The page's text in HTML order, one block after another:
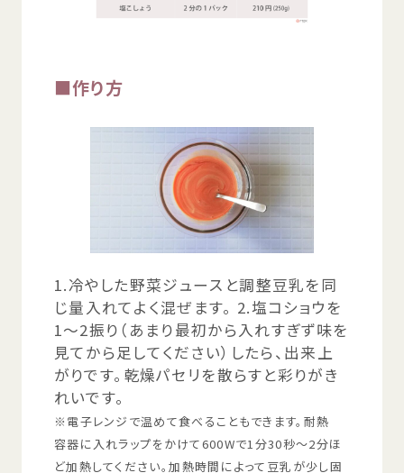
■作り方
1.冷やした野菜ジュースと調整豆乳を同
じ量 入れてよく混 ぜます。 2.塩コショウを
1～2振り（あまり最初から 入れすぎず味を
見てから足 してください）したら、 出来上
がりです。 乾燥パセリを散らすと彩りがき
れいです。
※ 電子レンジで温めて食べることもできます。 耐熱
容器に 入 れラップをかけて600Wで1 分30秒～2分ほ
ど加熱してください。加熱時間 によって 豆乳 が少し固